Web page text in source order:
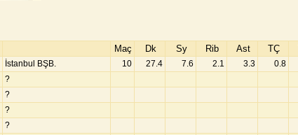
Maç Dk Sy Rib Ast TÇ
İstanbul BŞB. 10 27.4 7.6 2.1 3.3 0.8
?
?
?
?